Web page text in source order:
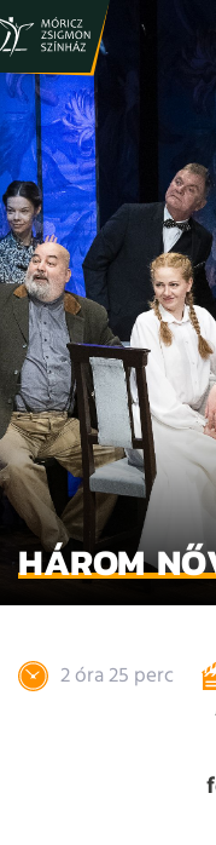
HÁROM
2 óra 25 perc